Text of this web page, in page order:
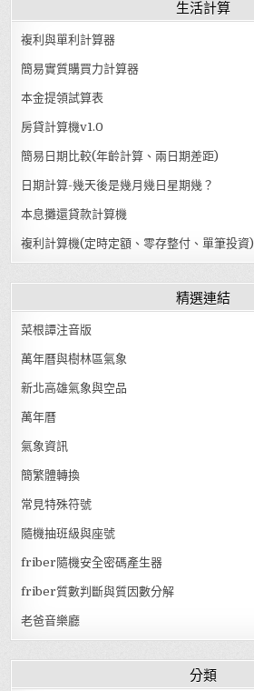
生活計算
複利與單利計算器
簡易實質購買力計算器
本金提領試算表
房貸計算機v1.0
簡易日期比較(年齡計算、兩日期差距)
日期計算-幾天後是幾月幾日星期幾？
本息攤還貸款計算機
複利計算機(定時定額、零存整付、單筆投資)
精選連結
菜根譚注音版
萬年曆與樹林區氣象
新北高雄氣象與空品
萬年曆
氣象資訊
簡繁體轉換
常見特殊符號
隨機抽班級與座號
friber隨機安全密碼產生器
friber質數判斷與質因數分解
老爸音樂廳
分類